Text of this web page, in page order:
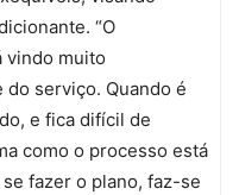
“O
vindo muito
serviço. Quando é
e fica difícil de
como o processo está
fazer o plano, faz-se